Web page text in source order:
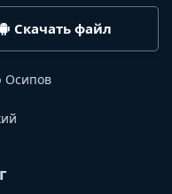
Скачать файл
Осипов